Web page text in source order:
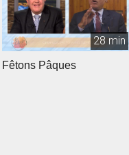
28 min
Fêtons Pâques